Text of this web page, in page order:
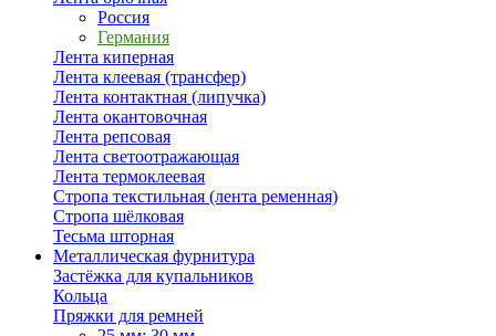
Россия
Германия
Лента киперная
Лента клеевая (трансфер)
Лента контактная (липучка)
Лента окантовочная
Лента репсовая
Лента светоотражающая
Лента термоклеевая
Стропа текстильная (лента ременная)
Стропа шёлковая
Тесьма шторная
Металлическая фурнитура
Застёжка для купальников
Кольца
Пряжки для ремней